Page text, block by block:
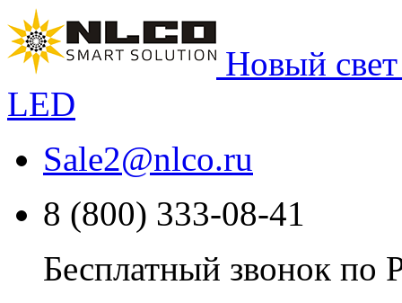
Новый
LED
Sale2@nlco.ru
8 (800) 333-08-41
Бесплатный звонок по